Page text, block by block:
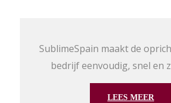
SublimeSpain maakt de
bedrijf eenvoudig, snel en
LEES MEER